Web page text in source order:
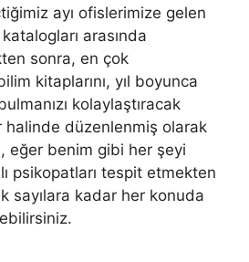
ayı ofislerimize gelen
arasında
sonra, en çok
kitaplarını, yıl boyunca
kolaylaştıracak
halinde düzenlenmiş olarak
eğer benim gibi her şeyi
psikopatları tespit etmekten
sayılara kadar her konuda